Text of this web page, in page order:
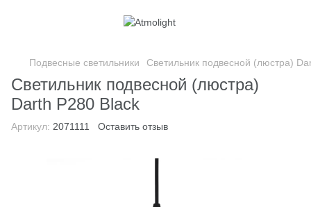
Подвесные светильники Светильник подвесной (люстра)
Светильник подвесной (люстра)
Darth P280 Black
Артикул: 2071111 Оставить отзыв